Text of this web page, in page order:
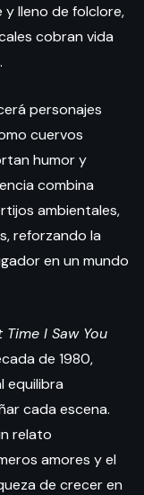
lleno de folclore,
cobran vida
personajes
cuervos
humor y
combina
ambientales,
reforzando la
en un mundo
Time I Saw You
de 1980,
equilibra
cada escena.
relato
amores y el
de crecer en